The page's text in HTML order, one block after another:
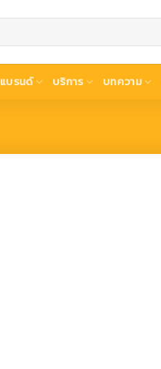
แบรนด์ บริการ บทความ